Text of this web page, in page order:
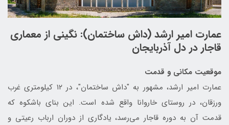
عمارت امیر ارشد (داش ساختمان): نگینی از معماری
قاجار در دل آذربایجان
موقعیت مکانی و قدمت
عمارت امیر ارشد، مشهور به "داش ساختمان"، در ۱۲ کیلومتری غرب
ورزقان، در روستای خاروانا واقع شده است. این بنای باشکوه که
قدمت آن به دوره قاجار می‌رسد، یادگاری از دوران ارباب رعیتی و